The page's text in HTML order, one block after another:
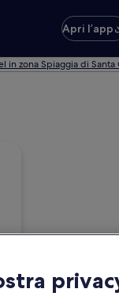
Apri l’app
in zona Spiaggia di Santa